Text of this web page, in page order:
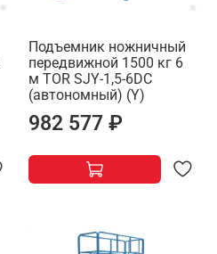
Подъемник ножничный
передвижной 1500 кг 6
м TOR SJY-1,5-6DC
(автономный) (Y)
982 577 ₽